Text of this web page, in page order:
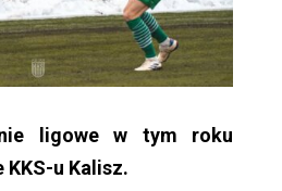
ligowe w tym roku
u Kalisz.